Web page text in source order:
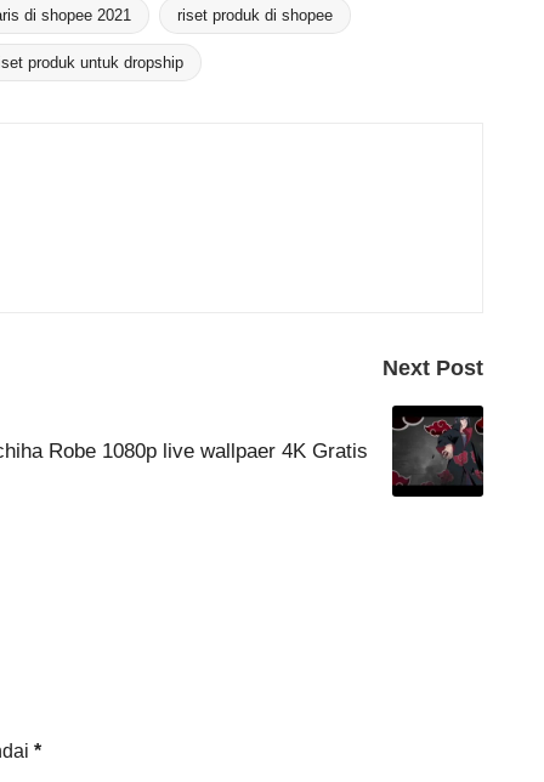
di shopee 2021 riset produk di shopee
produk untuk dropship
Next Post
Robe 1080p live wallpaer 4K Gratis
*